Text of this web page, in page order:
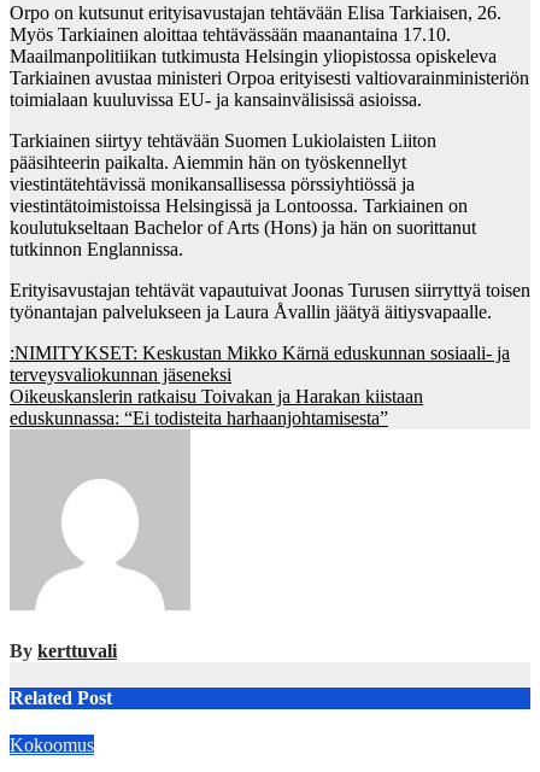
Orpo on kutsunut erityisavustajan tehtävään Elisa Tarkiaisen, 26.
Myös Tarkiainen aloittaa tehtävässään maanantaina 17.10.
Maailmanpolitiikan tutkimusta Helsingin yliopistossa opiskeleva
Tarkiainen avustaa ministeri Orpoa erityisesti valtiovarainministeriön
toimialaan kuuluvissa EU- ja kansainvälisissä asioissa.
Tarkiainen siirtyy tehtävään Suomen Lukiolaisten Liiton
pääsihteerin paikalta. Aiemmin hän on työskennellyt
viestintätehtävissä monikansallisessa pörssiyhtiössä ja
viestintätoimistoissa Helsingissä ja Lontoossa. Tarkiainen on
koulutukseltaan Bachelor of Arts (Hons) ja hän on suorittanut
tutkinnon Englannissa.
Erityisavustajan tehtävät vapautuivat Joonas Turusen siirryttyä toisen
työnantajan palvelukseen ja Laura Åvallin jäätyä äitiysvapaalle.
Post
navigation
:NIMITYKSET: Keskustan Mikko Kärnä eduskunnan sosiaali- ja
terveysvaliokunnan jäseneksi
Oikeuskanslerin ratkaisu Toivakan ja Harakan kiistaan
eduskunnassa: “Ei todisteita harhaanjohtamisesta”
By kerttuvali
Related Post
Kokoomus